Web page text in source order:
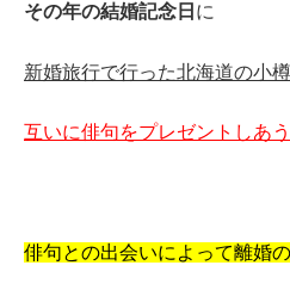
その年の結婚記念日 に
新婚旅行で行った北海道の小
互いに俳句をプレゼントしあ
俳句との出会いによって離婚